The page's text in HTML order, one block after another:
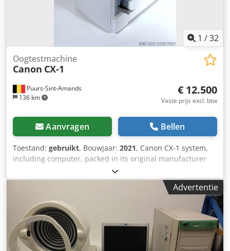
1 /32
Puurs-Sint-Amands
136 km
Oogtestmachine
Canon CX-1
€ 12.500
Vaste prijs excl. btw
Aanvragen Bellen
Toestand: gebruikt, Bouwjaar: 2021, Canon CX-1 system,
including computer, packed in its original manufacturer
boxes. Serial number: 210141 – Year of purchase: 2022
Crodpfx Acozmxqrjysf The system was purchased for a
short clinical study and has seen very limited use; it is in
mint condition.
Advertentie